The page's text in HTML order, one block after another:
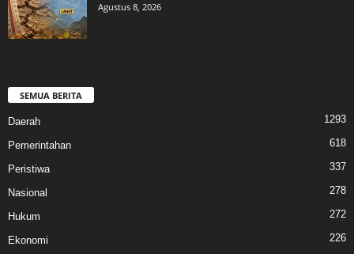
Agustus 8, 2026
SEMUA BERITA
Daerah 1293
Pemerintahan 618
Peristiwa 337
Nasional 278
Hukum 272
Ekonomi 226